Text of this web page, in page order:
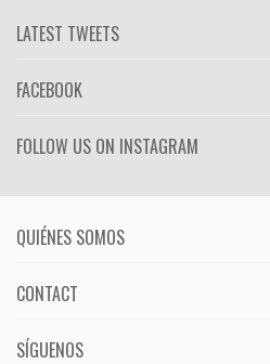
LATEST TWEETS
FACEBOOK
FOLLOW US ON INSTAGRAM
QUIÉNES SOMOS
CONTACT
SÍGUENOS